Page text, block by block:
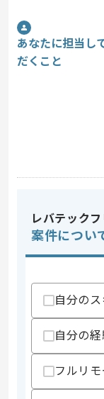
あなたに担当し
だくこと
スキル
レバテック
案件につい
自分の
自分の
フルリ